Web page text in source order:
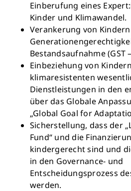
Einberufung eines
Kinder und Klimawandel.
Verankerung von
Bestandsaufnahme (GST
Einbeziehung von
klimaresistenten
Dienstleistungen in den
über das Globale
„Global Goal for
Sicherstellung, dass der
Fund“ und die
kindergerecht sind und
in den Governance- und
Entscheidungsprozess
werden.